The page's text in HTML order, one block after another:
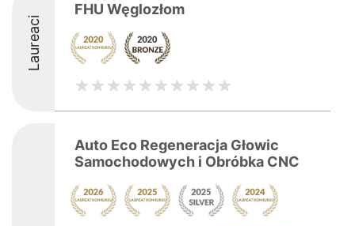
Laureaci
FHU Węglozłom
Auto Eco Regeneracja Głowic
Samochodowych i Obróbka CNC